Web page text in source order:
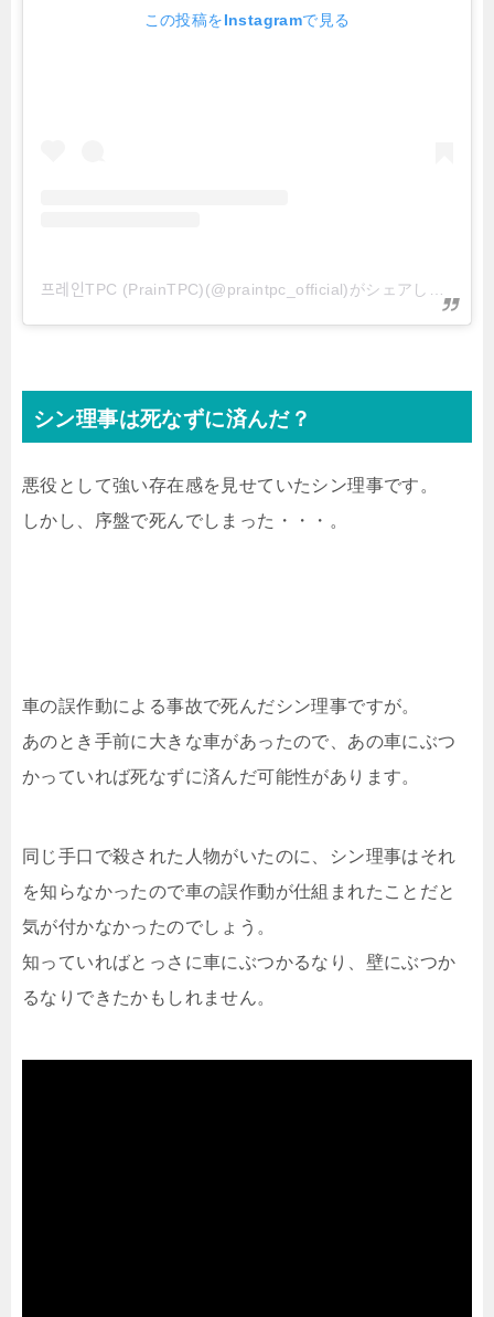
この投稿をInstagramで見る
シン理事は死なずに済んだ？
悪役として強い存在感を見せていたシン理事です。
しかし、序盤で死んでしまった・・・。
車の誤作動による事故で死んだシン理事ですが。
あのとき手前に大きな車があったので、あの車にぶつ
かっていれば死なずに済んだ可能性があります。
同じ手口で殺された人物がいたのに、シン理事はそれ
を知らなかったので車の誤作動が仕組まれたことだと
気が付かなかったのでしょう。
知っていればとっさに車にぶつかるなり、壁にぶつか
るなりできたかもしれません。